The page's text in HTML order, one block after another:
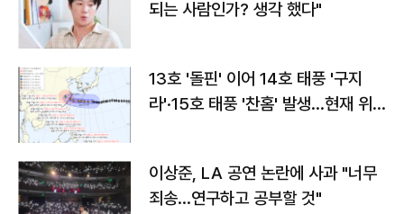
되는 사람인가? 생각 했다"
13호 '돌핀' 이어 14호 태풍 '구지
라'·15호 태풍 '찬홈' 발생…현재 위
이상준, LA 공연 논란에 사과 "너무
죄송…연구하고 공부할 것"